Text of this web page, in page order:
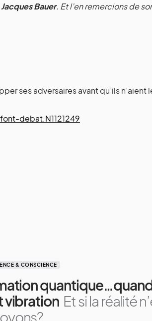
Jacques Bauer. Et l’en remercions de
ses adversaires avant qu’ils n’aient
debat.N1121249
& CONSCIENCE
vibration Et si la réalité